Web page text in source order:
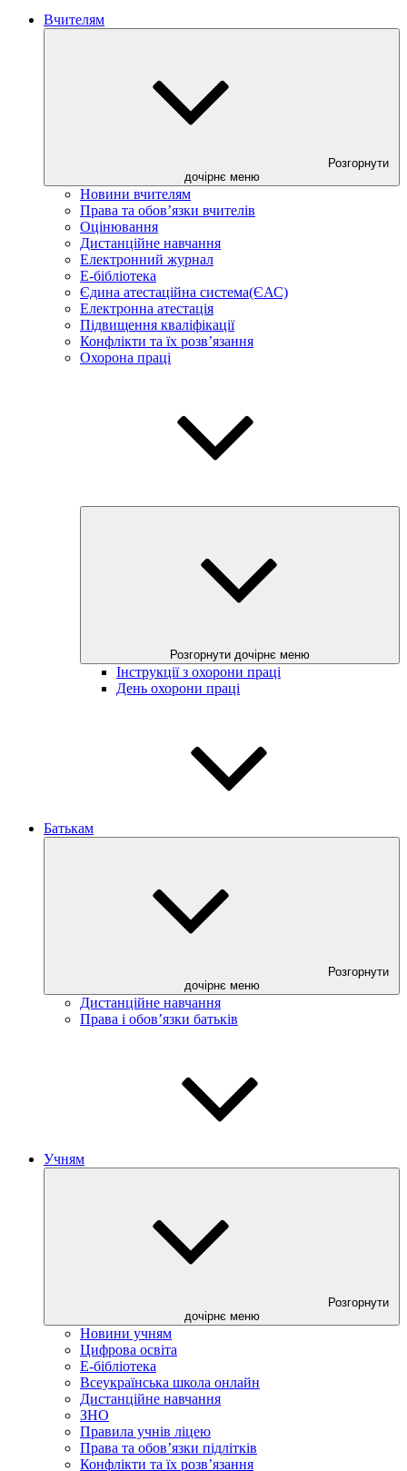
Вчителям
Розгорнути
дочірнє меню
Новини вчителям
Права та обов’язки вчителів
Оцінювання
Дистанційне навчання
Електронний журнал
E-бібліотека
Єдина атестаційна система(ЄАС)
Електронна атестація
Підвищення кваліфікації
Конфлікти та їх розв’язання
Охорона праці
Розгорнути дочірнє меню
Інструкції з охорони праці
День охорони праці
Батькам
Розгорнути
дочірнє меню
Дистанційне навчання
Права і обов’язки батьків
Учням
Розгорнути
дочірнє меню
Новини учням
Цифрова освіта
E-бібліотека
Всеукраїнська школа онлайн
Дистанційне навчання
ЗНО
Правила учнів ліцею
Права та обов’язки підлітків
Конфлікти та їх розв’язання